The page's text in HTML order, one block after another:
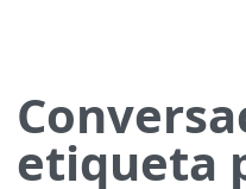
etiqueta